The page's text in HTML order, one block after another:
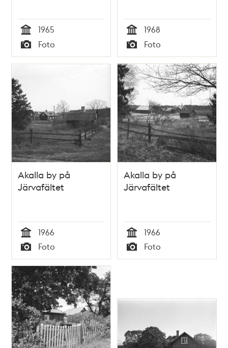
Tid
1965
Typ
Foto Tid
1968
Typ
Foto
Akalla by på
Järvafältet
Tid
1966
Typ
Foto
Akalla by på
Järvafältet
Tid
1966
Typ
Foto